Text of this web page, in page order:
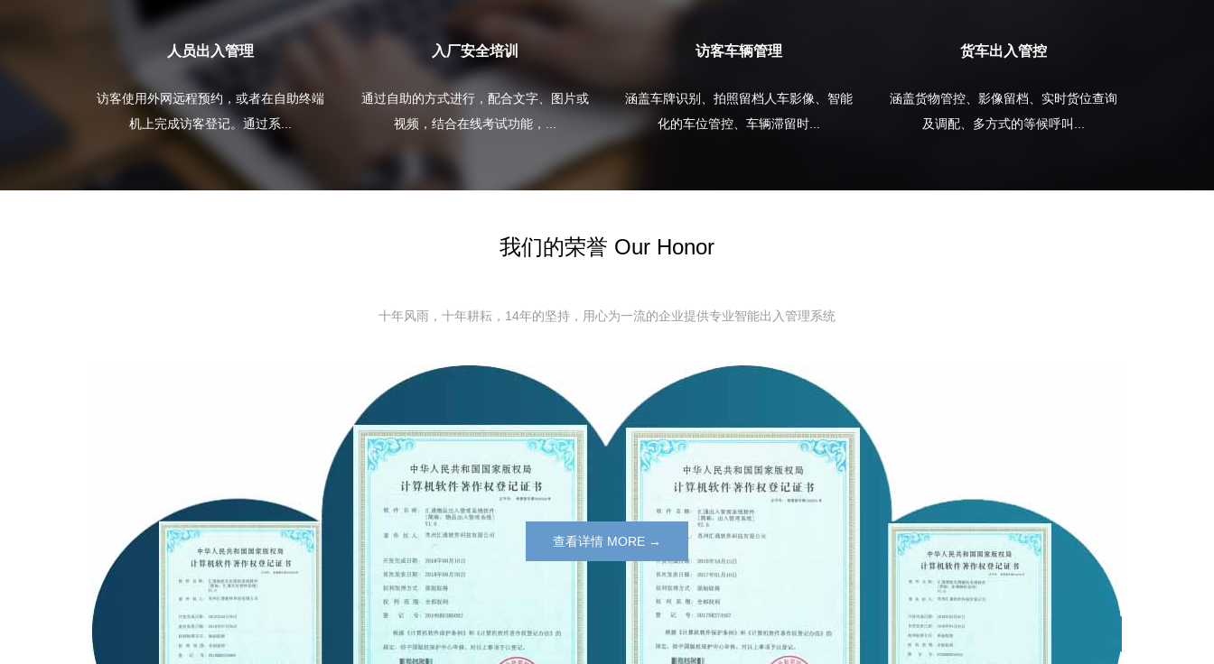
人员出入管理
访客使用外网远程预约，或者在自助终端
机上完成访客登记。通过系...
入厂安全培训
通过自助的方式进行，配合文字、图片或
视频，结合在线考试功能，...
访客车辆管理
涵盖车牌识别、拍照留档人车影像、智能
化的车位管控、车辆滞留时...
货车出入管控
涵盖货物管控、影像留档、实时货位查询
及调配、多方式的等候呼叫...
我们的荣誉 Our Honor
十年风雨，十年耕耘，14年的坚持，用心为一流的企业提供专业智能出入管理系统
查看详情 MORE →